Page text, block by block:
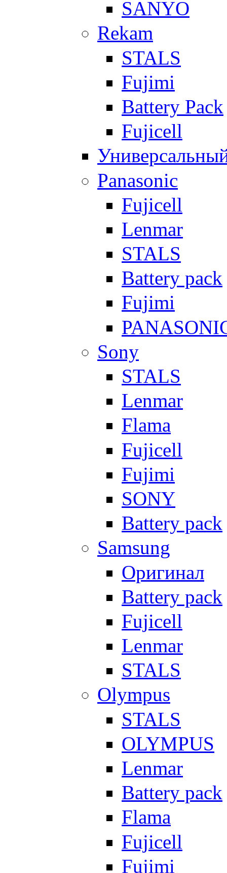
SANYO
Rekam
STALS
Fujimi
Battery Pack
Fujicell
Panasonic
Fujicell
Lenmar
STALS
Battery pack
Fujimi
Sony
STALS
Lenmar
Flama
Fujicell
Fujimi
SONY
Battery pack
Samsung
Оригинал
Battery pack
Fujicell
Lenmar
STALS
Olympus
STALS
OLYMPUS
Lenmar
Battery pack
Flama
Fujicell
Fujimi